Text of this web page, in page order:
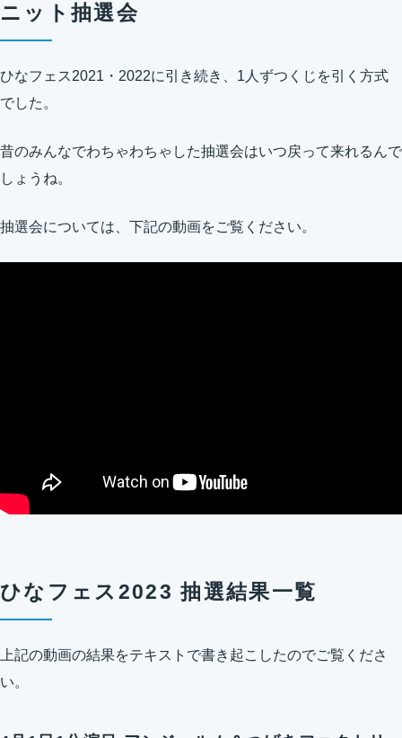
ニット抽選会
ひなフェス2021・2022に引き続き、1人ずつくじを引く方式
でした。
昔のみんなでわちゃわちゃした抽選会はいつ戻って来れるんで
しょうね。
抽選会については、下記の動画をご覧ください。
ひなフェス2023 抽選結果一覧
上記の動画の結果をテキストで書き起こしたのでご覧くださ
い。